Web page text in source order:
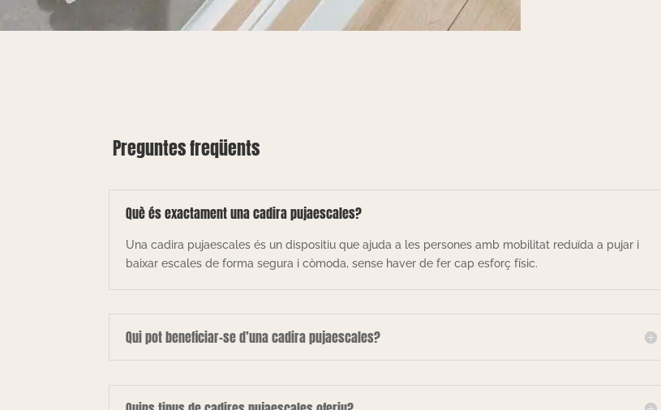
Preguntes freqüents
Què és exactament una cadira pujaescales?
Una cadira pujaescales és un dispositiu que ajuda a les persones amb mobilitat reduïda a pujar i
baixar escales de forma segura i còmoda, sense haver de fer cap esforç físic.
Qui pot beneficiar-se d’una cadira pujaescales?